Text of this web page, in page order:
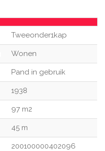
Tweeonder1kap
Wonen
Pand in gebruik
1938
97 m2
45 m
200100000402096